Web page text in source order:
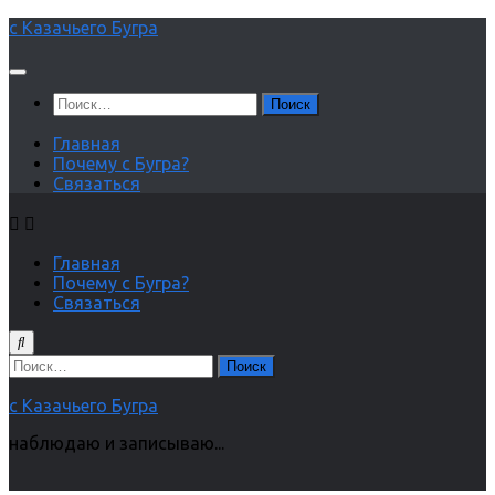
Перейти
содержимому
с Казачьего Бугра
Найти:
Главная
Почему с Бугра?
Связаться
Главная
Почему с Бугра?
Связаться
Найти:
с Казачьего Бугра
наблюдаю и записываю...